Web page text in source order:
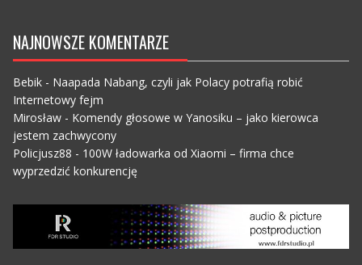
NAJNOWSZE KOMENTARZE
Bebik- Naapada Nabang, czyli jak Polacy potrafią robić
Internetowy fejm
Mirosław- Komendy głosowe w Yanosiku – jako kierowca
jestem zachwycony
Policjusz88 - 100W ładowarka od Xiaomi – firma chce
wyprzedzić konkurencję